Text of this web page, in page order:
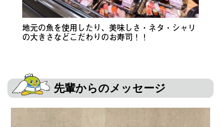
地元の魚を使用したり、美味しさ・ネタ・シャリ
の大きさなどこだわりのお寿司！！
先輩からのメッセージ